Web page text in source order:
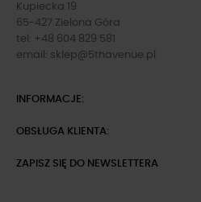
Kupiecka 19
65-427 Zielona Góra
tel: +48 604 829 581
email: sklep@5thavenue.pl
INFORMACJE:
OBSŁUGA KLIENTA:
ZAPISZ SIĘ DO NEWSLETTERA